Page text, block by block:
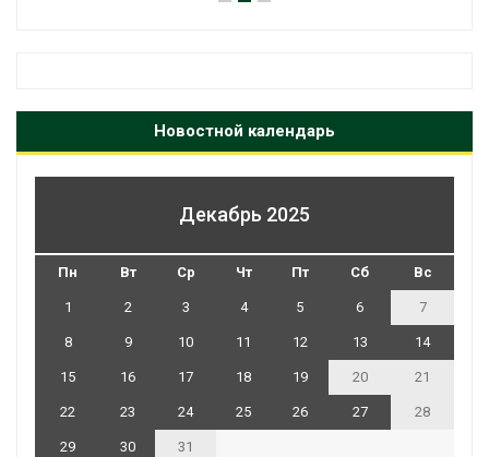
Новостной календарь
Декабрь 2025
Пн Вт Ср Чт Пт Сб Вс
1 2 3 4 5 6 7
8 9 10 11 12 13 14
15 16 17 18 19 20 21
22 23 24 25 26 27 28
29 30
31